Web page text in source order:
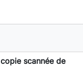
scannée de